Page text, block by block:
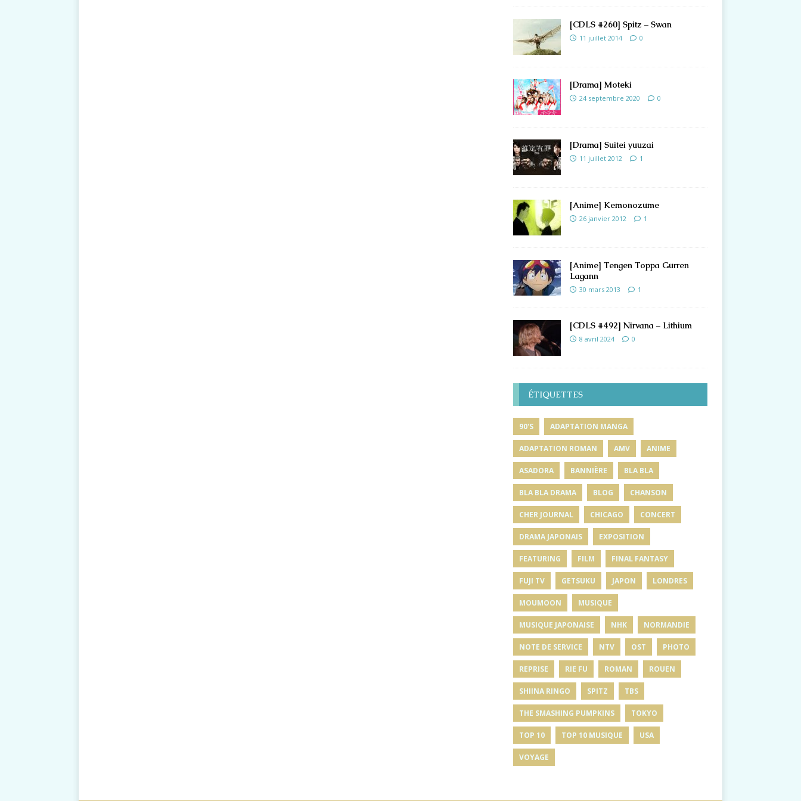
[CDLS #260] Spitz – Swan
11 juillet 2014 0
[Drama] Moteki
24 septembre 2020 0
[Drama] Suitei yuuzai
11 juillet 2012 1
[Anime] Kemonozume
26 janvier 2012 1
[Anime] Tengen Toppa Gurren
Lagann
30 mars 2013 1
[CDLS #492] Nirvana – Lithium
8 avril 2024 0
ÉTIQUETTES
90'S ADAPTATION MANGA
ADAPTATION ROMAN AMV ANIME
ASADORA BANNIÈRE BLA BLA
BLA BLA DRAMA BLOG CHANSON
CHER JOURNAL CHICAGO CONCERT
DRAMA JAPONAIS EXPOSITION
FEATURING FILM FINAL FANTASY
FUJI TV GETSUKU JAPON LONDRES
MOUMOON MUSIQUE
MUSIQUE JAPONAISE NHK NORMANDIE
NOTE DE SERVICE NTV OST PHOTO
REPRISE RIE FU ROMAN ROUEN
SHIINA RINGO SPITZ TBS
THE SMASHING PUMPKINS TOKYO
TOP 10 TOP 10 MUSIQUE USA
VOYAGE